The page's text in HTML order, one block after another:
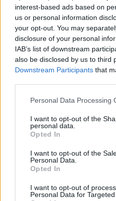
interest-based ads based on
us or personal information
your opt-out. You may
disclosure of your personal
IAB’s list of downstream
also be disclosed by us to third
Downstream Participants that
Personal Data Processing
I want to opt-out of the
personal data.
Opted In
I want to opt-out of the
Personal Data.
Opted In
I want to opt-out of
Personal Data for Targeted
BEZK využívá agenturní
veškerá práva. Publikování nebo
je výslovně zakázáno bez
strany ČTK.
Dále čtěte |